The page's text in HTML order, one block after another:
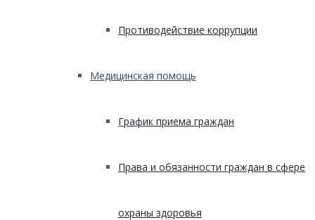
Противодействие коррупции
Медицинская помощь
График приема граждан
Права и обязанности граждан в сфере
охраны здоровья